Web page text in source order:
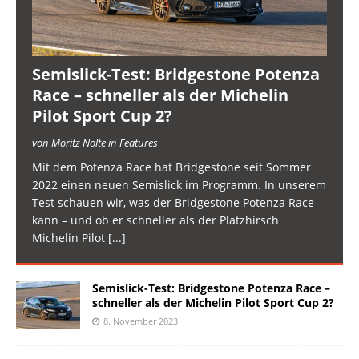
Semislick-Test: Bridgestone Potenza
Race – schneller als der Michelin
Pilot Sport Cup 2?
von Moritz Nolte in Features
Mit dem Potenza Race hat Bridgestone seit Sommer
2022 einen neuen Semislick im Programm. In unserem
Test schauen wir, was der Bridgestone Potenza Race
kann – und ob er schneller als der Platzhirsch
Michelin Pilot [...]
Semislick-Test: Bridgestone Potenza Race –
schneller als der Michelin Pilot Sport Cup 2?
8. November 2023